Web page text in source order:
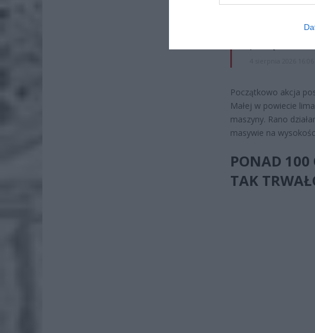
Lidl
Początkowo akcja
Małej w powiecie
maszyny. Rano
masywie na
PONAD 100
TAK